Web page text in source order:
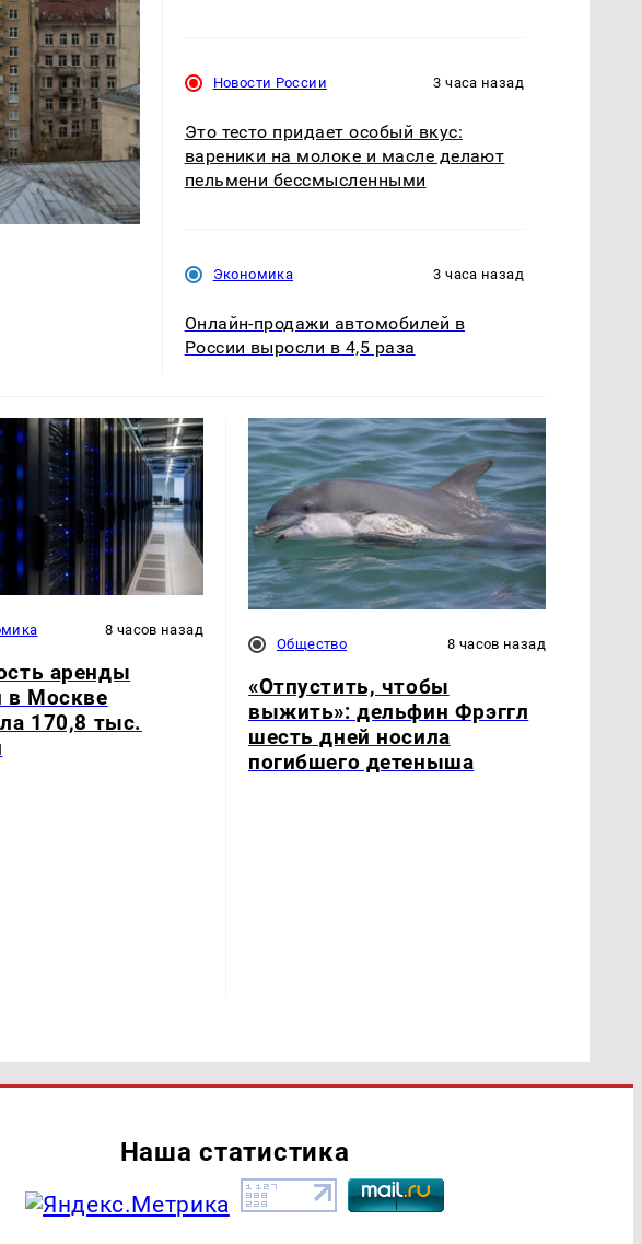
Новости России 3 часа назад
Это тесто придает особый вкус:
вареники на молоке и масле делают
пельмени бессмысленными
Экономика 3 часа назад
Онлайн-продажи автомобилей в
России выросли в 4,5 раза
8 часов назад
аренды
в Москве
170,8 тыс.
Общество 8 часов назад
«Отпустить, чтобы
выжить»: дельфин Фрэггл
шесть дней носила
погибшего детеныша
Наша статистика